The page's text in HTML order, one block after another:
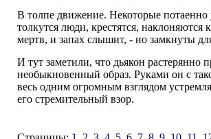
В толпе движение. Некоторые потаенно
толкутся люди, крестятся,
мертв, и запах слышит, - но замкнуты
И тут заметили, что дьякон растерянно
необыкновенный образ. Руками он с
весь одним огромным взглядом
его стремительный взор.